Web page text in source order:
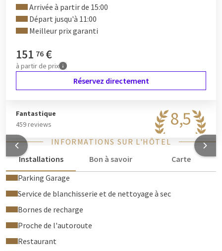
Arrivée à partir de 15:00
Départ jusqu'à 11:00
Meilleur prix garanti
151 76 €
à partir de prix
Réservez directement
8,5
Fantastique
459 reviews
INFORMATIONS SUR L'HÔTEL
Installations
Bon à savoir
Carte
Parking Garage
Service de blanchisserie et de nettoyage à sec
Bornes de recharge
Proche de l'autoroute
Restaurant